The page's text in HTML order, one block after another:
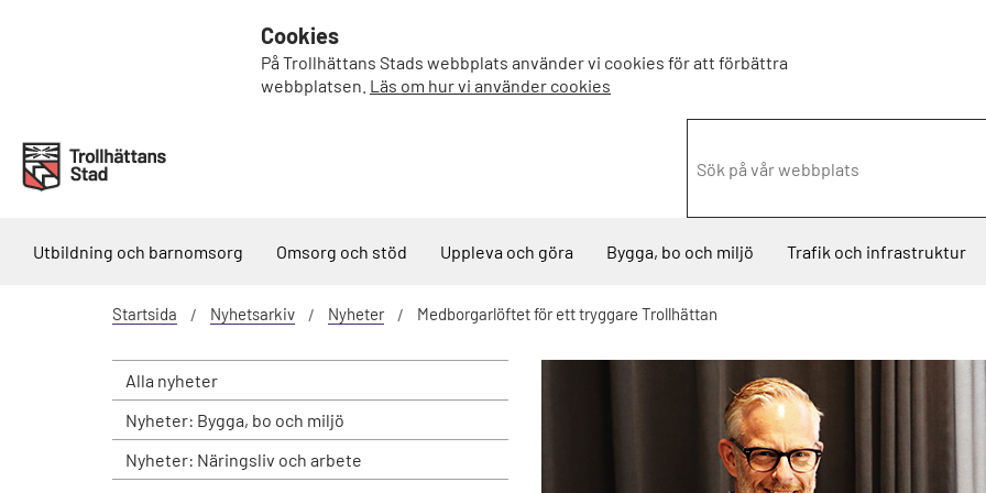
Cookies
På Trollhättans Stads webbplats använder vi cookies för att förbättra
webbplatsen. Läs om hur vi använder cookies
Utbildning och barnomsorg Omsorg och stöd Uppleva och göra Bygga, bo och miljö Trafik och infrastruktur
Startsida Nyhetsarkiv Nyheter Medborgarlöftet för ett tryggare Trollhättan
Alla nyheter
Nyheter: Bygga, bo och miljö
Nyheter: Näringsliv och arbete